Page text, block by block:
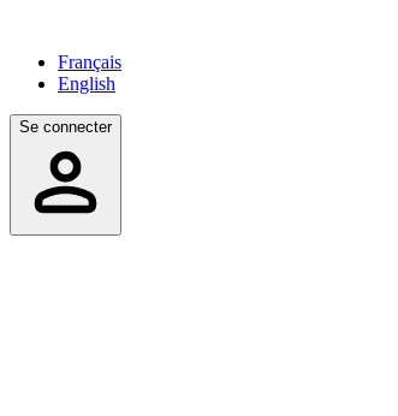
Français
English
Se connecter